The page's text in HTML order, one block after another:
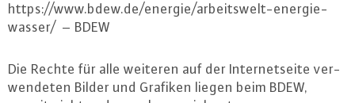
https://​www.​bdew.​de/​energie/​arbeitswelt-​energie-​
wasser/ – BDEW
Die Rechte für alle weiteren auf der In­ter­net­sei­te ver­
wen­de­ten Bilder und Grafiken liegen beim BDEW,